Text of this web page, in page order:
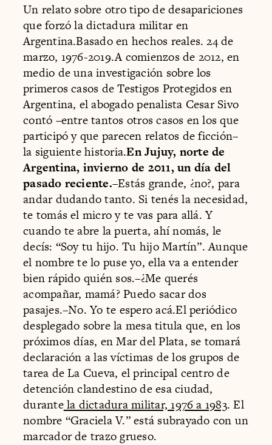
Un relato sobre otro tipo de desapariciones
que forzó la dictadura militar en
Argentina.Basado en hechos reales. 24 de
marzo, 1976-2019.A comienzos de 2012, en
medio de una investigación sobre los
primeros casos de Testigos Protegidos en
Argentina, el abogado penalista Cesar Sivo
contó –entre tantos otros casos en los que
participó y que parecen relatos de ficción–
la siguiente historia.En Jujuy, norte de
Argentina, invierno de 2011, un día del
pasado reciente.–Estás grande, ¿no?, para
andar dudando tanto. Si tenés la necesidad,
te tomás el micro y te vas para allá. Y
cuando te abre la puerta, ahí nomás, le
decís: “Soy tu hijo. Tu hijo Martín”. Aunque
el nombre te lo puse yo, ella va a entender
bien rápido quién sos.–¿Me querés
acompañar, mamá? Puedo sacar dos
pasajes.–No. Yo te espero acá.El periódico
desplegado sobre la mesa titula que, en los
próximos días, en Mar del Plata, se tomará
declaración a las víctimas de los grupos de
tarea de La Cueva, el principal centro de
detención clandestino de esa ciudad,
durantela dictadura militar, 1976 a 1983. El
nombre “Graciela V.” está subrayado con un
marcador de trazo grueso.